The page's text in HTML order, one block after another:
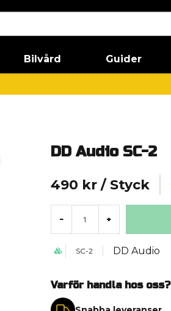
Bilvård Guider
DD Audio SC-2
490 kr / Styck
- +
SC-2 DD Audio
Varför handla hos oss?